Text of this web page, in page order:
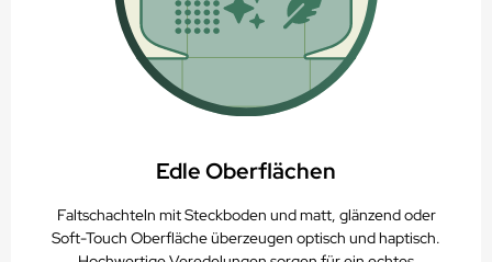
Edle Oberflächen
Faltschachteln mit Steckboden und matt, glänzend oder
Soft-Touch Oberfläche überzeugen optisch und haptisch.